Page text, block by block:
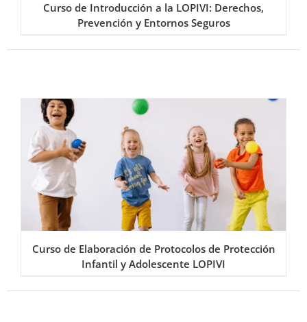
Curso de Introducción a la LOPIVI: Derechos,
Prevención y Entornos Seguros
Curso de Elaboración de Protocolos de Protección
Infantil y Adolescente LOPIVI